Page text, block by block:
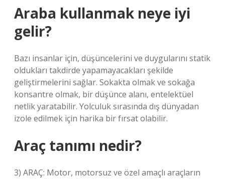
Araba kullanmak neye iyi
gelir?
Bazı insanlar için, düşüncelerini ve duygularını statik
oldukları takdirde yapamayacakları şekilde
geliştirmelerini sağlar. Sokakta olmak ve sokağa
konsantre olmak, bir düşünce alanı, entelektüel
netlik yaratabilir. Yolculuk sırasında dış dünyadan
izole edilmek için harika bir fırsat olabilir.
Araç tanımı nedir?
3) ARAÇ: Motor, motorsuz ve özel amaçlı araçların